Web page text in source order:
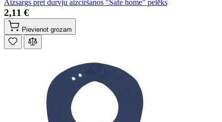
Aizsargs pret durvju aizciršanos "Safe home" pelēks
2,11 €
Pievienot grozam